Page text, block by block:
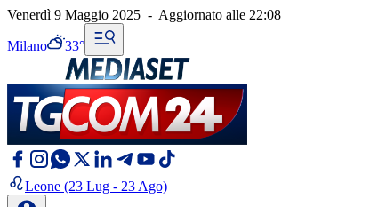
Venerdì 9 Maggio 2025 - Aggiornato alle 22:08
Milano 33°
Leone (23 Lug - 23 Ago)